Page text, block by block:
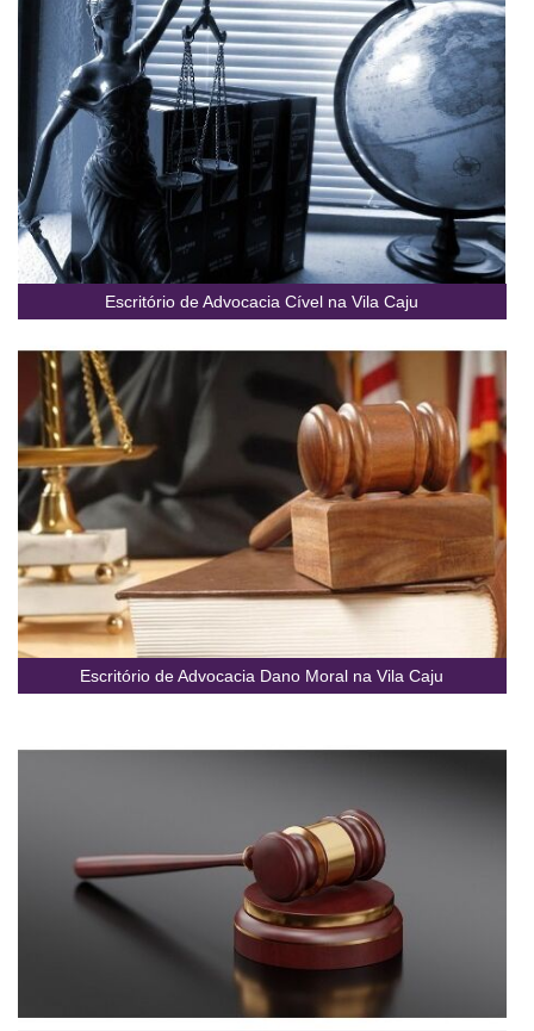
Escritório de Advocacia Cível na Vila Caju
Escritório de Advocacia Dano Moral na Vila Caju